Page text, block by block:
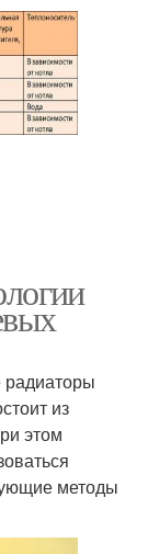
из
этом
методы